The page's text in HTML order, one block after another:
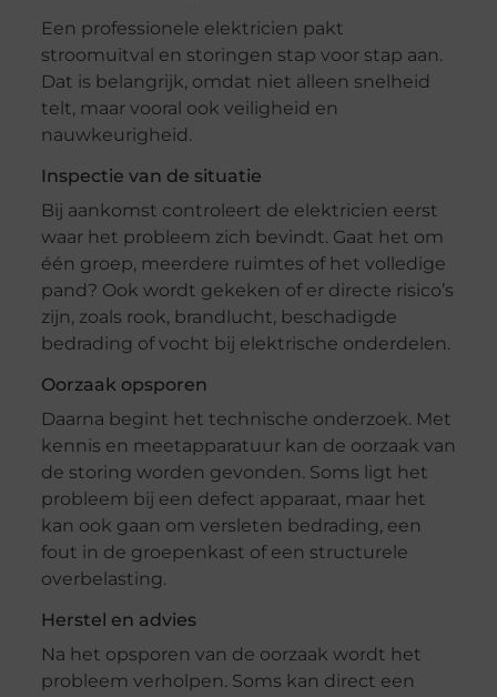
Een professionele elektricien pakt
stroomuitval en storingen stap voor stap aan.
Dat is belangrijk, omdat niet alleen snelheid
telt, maar vooral ook veiligheid en
nauwkeurigheid.
Inspectie van de situatie
Bij aankomst controleert de elektricien eerst
waar het probleem zich bevindt. Gaat het om
één groep, meerdere ruimtes of het volledige
pand? Ook wordt gekeken of er directe risico’s
zijn, zoals rook, brandlucht, beschadigde
bedrading of vocht bij elektrische onderdelen.
Oorzaak opsporen
Daarna begint het technische onderzoek. Met
kennis en meetapparatuur kan de oorzaak van
de storing worden gevonden. Soms ligt het
probleem bij een defect apparaat, maar het
kan ook gaan om versleten bedrading, een
fout in de groepenkast of een structurele
overbelasting.
Herstel en advies
Na het opsporen van de oorzaak wordt het
probleem verholpen. Soms kan direct een